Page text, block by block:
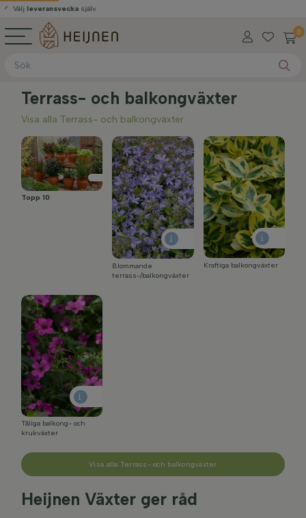
leveransveckasjälv
0
Terrass- och balkongväxter
Visa alla Terrass- och balkongväxter
Topp 10
Blommande
terrass-/balkongväxter
Kraftiga balkongväxter
Tåliga balkong- och
krukväxter
Visa alla Terrass- och balkongväxter
Heijnen Växter ger råd